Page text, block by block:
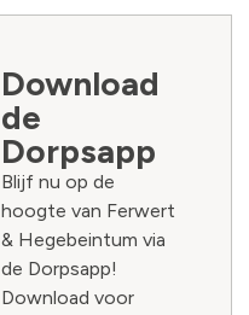
Download
de
Dorpsapp
Blijf nu op de
hoogte van Ferwert
& Hegebeintum via
de Dorpsapp!
Download voor